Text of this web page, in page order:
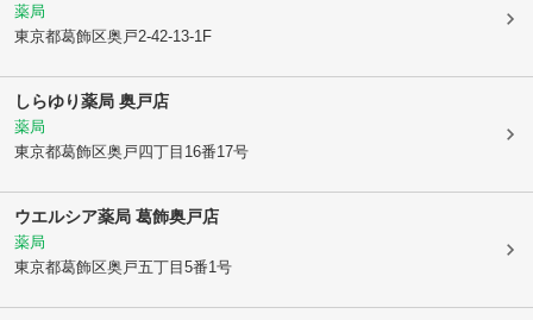
薬局
東京都葛飾区奥戸2-42-13-1F
しらゆり薬局 奥戸店
薬局
東京都葛飾区奥戸四丁目16番17号
ウエルシア薬局 葛飾奥戸店
薬局
東京都葛飾区奥戸五丁目5番1号